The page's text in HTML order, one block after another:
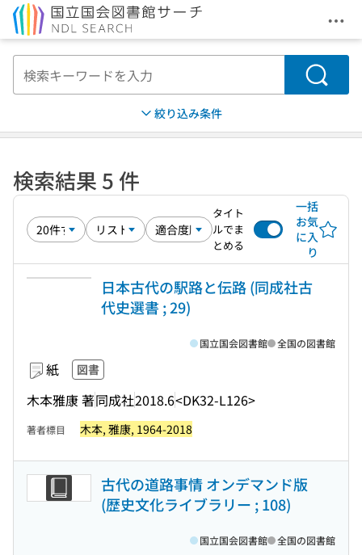
メ
検索
絞り込み条件
検索結果 5 件
タイト
ルでま
とめる
一括
お気
に入
り
日本古代の駅路と伝路 (同成社古
代史選書 ; 29)
紙 図書
木本雅康 著同成社2018.6<DK32-L126>
国立国会図書館 全国の図書館
著者標目 木本, 雅康, 1964-2018
古代の道路事情 オンデマンド版
(歴史文化ライブラリー ; 108)
国立国会図書館 全国の図書館